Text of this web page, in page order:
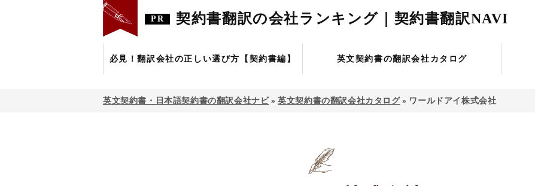
契約書翻訳の会社ランキング｜契約書翻訳NAVI
必見！翻訳会社の正しい選び方【契約書編】 英文契約書の翻訳会社カタログ
英文契約書・日本語契約書の翻訳会社ナビ »英文契約書の翻訳会社カタログ » ワールドアイ株式会社